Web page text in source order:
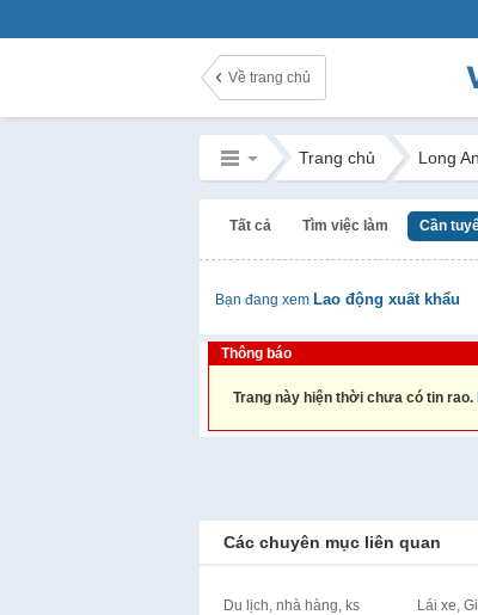
Về trang chủ
Trang chủ Long An
Tất cả Tìm việc làm Cần
Bạn đang xem Lao động xuất khẩu
Thông báo
Trang này hiện thời chưa có tin rao.
Các chuyên mục liên quan
Du lịch, nhà hàng, ks Lái xe,